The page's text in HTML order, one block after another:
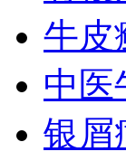
牛皮
中医
银屑